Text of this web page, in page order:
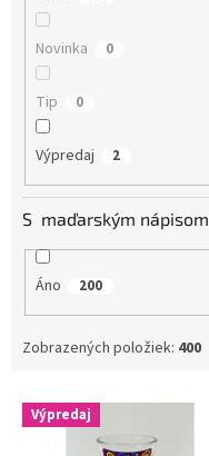
Novinka 0
Tip 0
Výpredaj 2
S maďarským nápisom
Áno 200
Zobrazených položiek: 400
V Výpredaj